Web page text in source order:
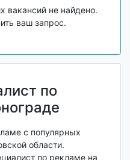
вакансий не найдено.
ваш запрос.
по
с популярных
области.
по рекламе на